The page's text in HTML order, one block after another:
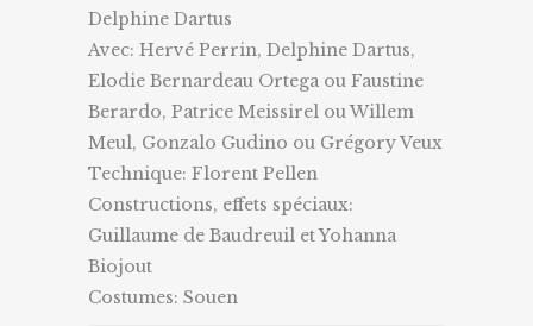
Delphine Dartus
Avec: Hervé Perrin, Delphine Dartus,
Elodie Bernardeau Ortega ou Faustine
Berardo, Patrice Meissirel ou Willem
Meul, Gonzalo Gudino ou Grégory Veux
Technique: Florent Pellen
Constructions, effets spéciaux:
Guillaume de Baudreuil et Yohanna
Biojout
Costumes: Souen